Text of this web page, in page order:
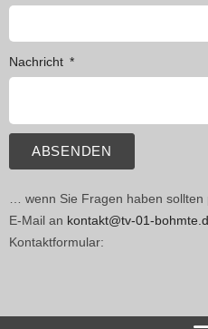
Nachricht
ABSENDEN
… wenn Sie Fragen haben sollten
E-Mail an kontakt@tv-01-
Kontaktformular: